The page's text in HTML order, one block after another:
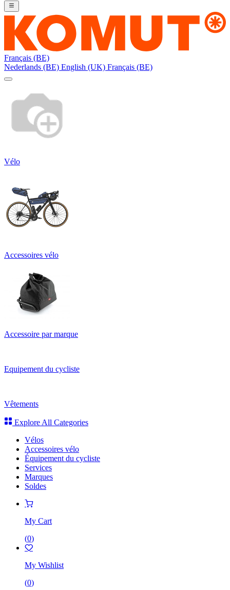
Français (BE)
Nederlands (BE) English (UK) Français (BE)
Vélo
Accessoires vélo
Accessoire par marque
Equipement du cycliste
Vêtements
Explore All Categories
Vélos
Accessoires vélo
Équipement du cycliste
Services
Marques
Soldes
My Cart
(0)
My Wishlist
(0)